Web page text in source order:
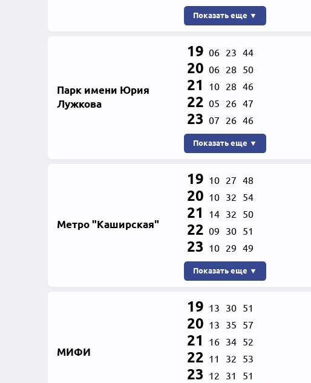
Показать еще ▼
Парк имени Юрия
Лужкова
19 06 23 44
20 06 28 50
21 10 28 46
22 05 26 47
23 07 26 46
Показать еще ▼
Метро "Каширская"
19 10 27 48
20 10 32 54
21 14 32 50
22 09 30 51
23 10 29 49
Показать еще ▼
МИФИ
19 13 30 51
20 13 35 57
21 16 34 52
22 11 32 53
23 12 31 51